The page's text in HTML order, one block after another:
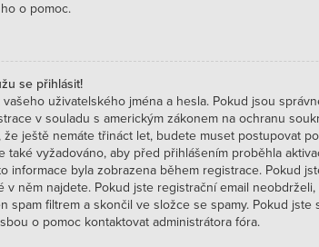
o pomoc.
se přihlásit!
uživatelského jména a hesla. Pokud jsou
v souladu s americkým zákonem na ochranu
ještě nemáte třináct let, budete muset postupovat
také vyžadováno, aby před přihlášením proběhla
informace byla zobrazena během registrace. Pokud
něm najdete. Pokud jste registrační email
spam filtrem a skončil ve složce se spamy. Pokud jste
o pomoc kontaktovat administrátora fóra.